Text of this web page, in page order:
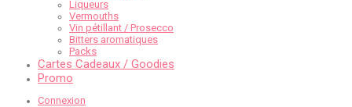
Liqueurs
Vermouths
Vin pétillant / Prosecco
Bitters aromatiques
Packs
Cartes Cadeaux / Goodies
Promo
Connexion